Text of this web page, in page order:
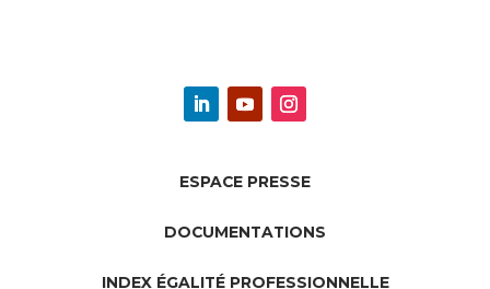
ESPACE PRESSE
DOCUMENTATIONS
INDEX ÉGALITÉ PROFESSIONNELLE